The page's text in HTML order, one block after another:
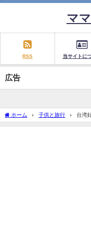
マ
RSS 当サイトに
広告
ホーム 子供と旅行 台湾